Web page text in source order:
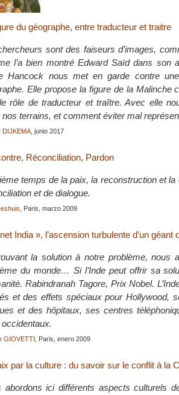
du géographe, entre traducteur et traitre
sont des faiseurs d’images,
l’a bien montré Edward Saïd dans son
Hancock nous met en garde contre
Elle propose la figure de la
rôle de traducteur et traître. Avec elle
nos terrains, et comment éviter mal
DIJKEMA , junio 2017
Réconciliation, Pardon
temps de la paix, la reconstruction et
et de dialogue.
, Paris, marzo 2009
India », l’ascension turbulente d’un géant
la solution à notre problème, nous
du monde… Si l’Inde peut offrir sa
Rabindranah Tagore, Prix Nobel.
et des effets spéciaux pour Hollywood,
et des hôpitaux, ses centres
GIOVETTI , Paris, enero 2009
par la culture : du savoir sur le conflit à la
abordons ici différents aspects culturels